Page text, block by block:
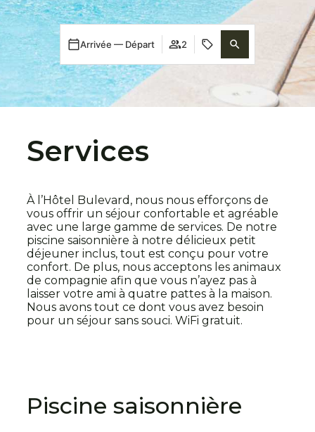
Arrivée — Départ 2
Services
À l’Hôtel Bulevard, nous nous efforçons de
vous offrir un séjour confortable et agréable
avec une large gamme de services. De notre
piscine saisonnière à notre délicieux petit
déjeuner inclus, tout est conçu pour votre
confort. De plus, nous acceptons les animaux
de compagnie afin que vous n’ayez pas à
laisser votre ami à quatre pattes à la maison.
Nous avons tout ce dont vous avez besoin
pour un séjour sans souci. WiFi gratuit.
Piscine saisonnière